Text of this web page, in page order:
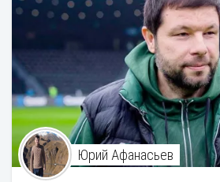
Юрий Афанасьев